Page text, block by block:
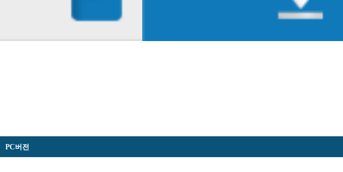
PC버전